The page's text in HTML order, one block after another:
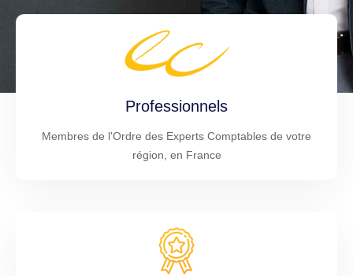
Professionnels
Membres de l'Ordre des Experts Comptables de votre
région, en France